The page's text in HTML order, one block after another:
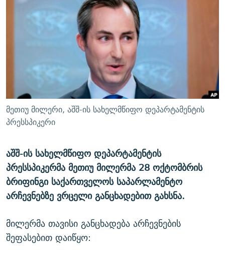
ᲛᲝᲚᲐᲞᲐᲠᲐᲙᲔ ᲢᲔᲥᲡᲢᲔᲑᲘ
ᲨᲘᲜ - ᲣᲪᲮᲝᲔᲗᲨᲘ
ᲚᲘᲢᲔᲠᲐᲢᲣᲠᲣᲚᲘ ᲬᲐᲮᲜᲐᲒᲔᲑᲘ
ᲐᲛᲔᲠᲘᲙᲣᲚᲘ ᲛᲝᲗᲮᲠᲝᲑᲐ
ᲘᲛᲞᲔᲠᲘᲐ ᲓᲐ ᲠᲐᲓᲘᲝ
ᲩᲔᲛᲘ ᲡᲘᲙᲕᲓᲘᲚᲘᲡ ᲛᲘᲖᲔᲖᲘᲐ COVID-19
11 ᲬᲔᲚᲘ - 11 ᲐᲛᲑᲐᲕᲘ
ᲡᲐᲞᲐᲠᲚᲐᲛᲔᲜᲢᲝ ᲐᲠᲩᲔᲕᲜᲔᲑᲘᲡ ᲘᲡᲢᲝᲠᲘᲐ
ᲑᲐᲕᲨᲕᲔᲑᲘ ᲞᲠᲝᲡᲢᲘᲢᲣᲪᲘᲐᲨᲘ - ᲐᲛᲝᲣᲗᲥᲛᲔᲚᲘ ᲐᲛᲑᲐᲕᲘ
5 ᲐᲛᲑᲐᲕᲘ - 20 ᲘᲕᲜᲘᲡᲡ ᲓᲐᲨᲐᲕᲔᲑᲣᲚᲔᲑᲘ
ᲐᲒᲕᲘᲡᲢᲝᲡ ᲝᲛᲘ
ПРИВЕТ ᲙᲣᲚᲢᲣᲠᲐ
ᲒᲐᲛᲝᲘᲬᲔᲠᲔ
რთე/რთ-ის ყველა საიტი
მეთიუ მილერი, აშშ-ის სახელმწიფო დეპარტამენტის
პრესსპიკერი
აშშ-ის სახელმწიფო დეპარტამენტის
პრესსპიკერმა მეთიუ მილერმა 28 ოქტომბრის
ბრიფინგი საქართველოს საპარლამენტო
არჩევნებზე ვრცელი განცხადებით გახსნა.
მილერმა თავისი განცხადება არჩევნების
შეფასებით დაიწყო: